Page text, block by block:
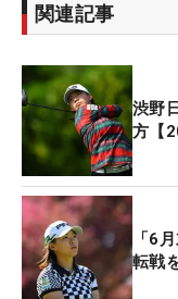
初日に好スコア
としたが、2日目
る中でも60台に
ョットの調子がい
らい。ボギーを打
り返った。
今年4試合を終え
ない」と言い切っ
関連記事
渋野
方【
「6
転戦